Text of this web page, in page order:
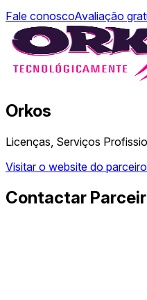
Fale conoscoAvaliação
Orkos
Licenças, Serviços
Visitar o website do parceiro
Contactar